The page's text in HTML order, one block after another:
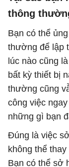
thông
Bạn có thể
thường để lập
lúc nào cũng
bất kỳ thiết bị
thường cũng
công việc
những gì bạn
Đúng là việc
không thể
Bạn có thể sở